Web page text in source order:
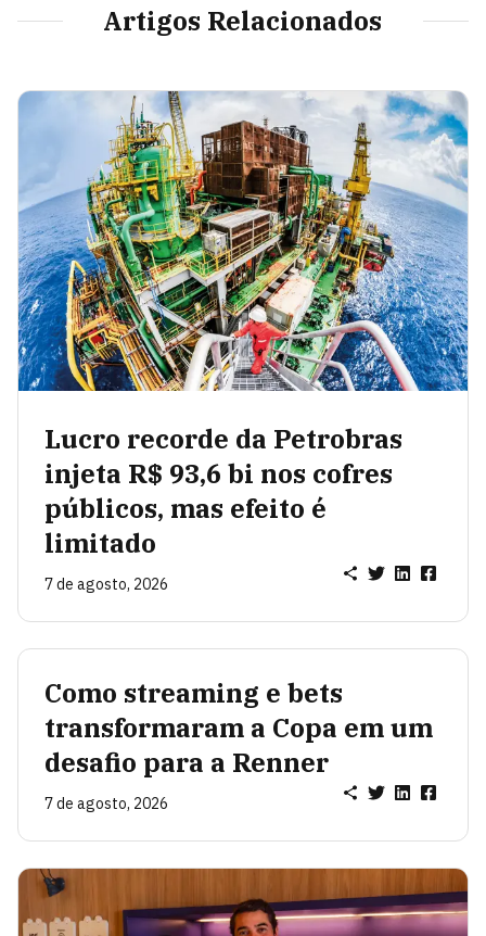
Artigos Relacionados
Lucro recorde da Petrobras
injeta R$ 93,6 bi nos cofres
públicos, mas efeito é
limitado
7 de agosto, 2026
Como streaming e bets
transformaram a Copa em um
desafio para a Renner
7 de agosto, 2026